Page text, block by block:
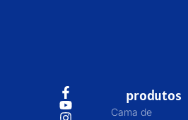
produtos
Cama de